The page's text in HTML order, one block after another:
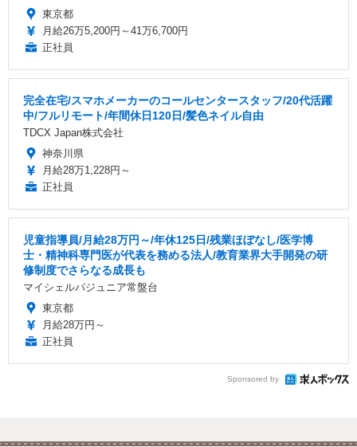
東京都
月給26万5,200円～41万6,700円
正社員
完全在宅/スマホメーカーのコールセンタースタッフ/20代活躍
中/フルリモート/年間休日120日/髪色ネイル自由
TDCX Japan株式会社
神奈川県
月給28万1,228円～
正社員
児童指導員/月給28万円～/年休125日/残業ほぼなし/医学博
士・精神科専門医が代表を務める法人/教育業界大手開発の研
修制度でさらなる成長も
マイシェルパジュニア常盤台
東京都
月給28万円～
正社員
Sponsored by